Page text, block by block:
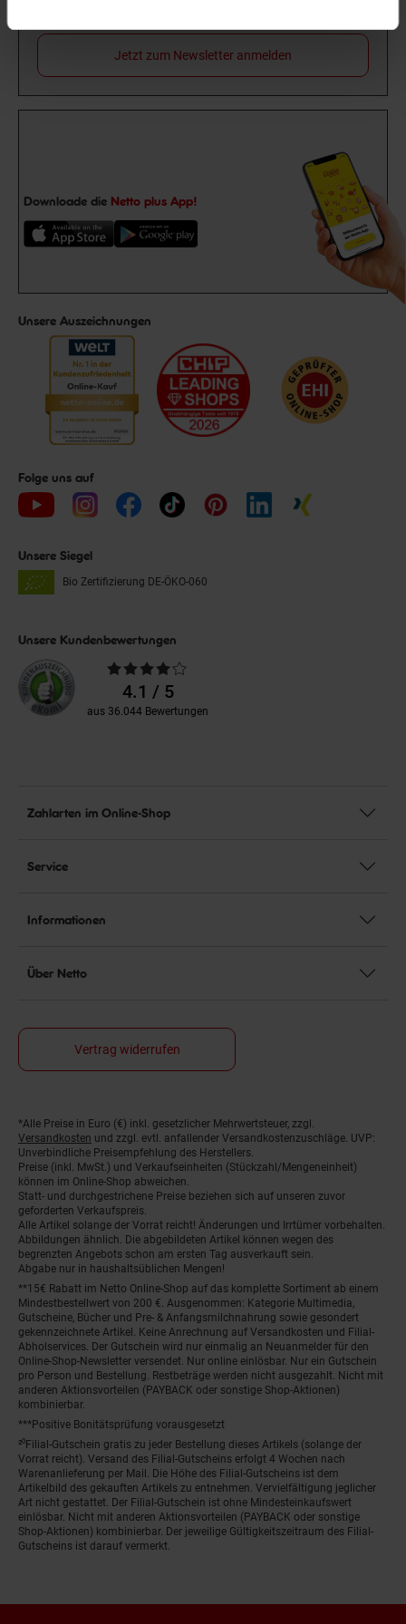
Jetzt zum Newsletter anmelden
Downloade die Netto plus App!
Unsere Auszeichnungen
Folge uns auf
Unsere Siegel
Bio Zertifizierung DE-ÖKO-060
Unsere Kundenbewertungen
Durchschnittliche
Bewertungen4.1 / 5
aus 36.044 Bewertungen
Zahlarten im Online-Shop
Service
Informationen
Über Netto
Vertrag widerrufen
Fußnoten
*Alle Preise in Euro (€) inkl. gesetzlicher Mehrwertsteuer, zzgl.
Versandkosten und zzgl. evtl. anfallender Versandkostenzuschläge. UVP:
Unverbindliche Preisempfehlung des Herstellers.
Preise (inkl. MwSt.) und Verkaufseinheiten (Stückzahl/Mengeneinheit)
können im Online-Shop abweichen.
Statt- und durchgestrichene Preise beziehen sich auf unseren zuvor
geforderten Verkaufspreis.
Alle Artikel solange der Vorrat reicht! Änderungen und Irrtümer vorbehalten.
Abbildungen ähnlich. Die abgebildeten Artikel können wegen des
begrenzten Angebots schon am ersten Tag ausverkauft sein.
Abgabe nur in haushaltsüblichen Mengen!
**15€ Rabatt im Netto Online-Shop auf das komplette Sortiment ab einem
Mindestbestellwert von 200 €. Ausgenommen: Kategorie Multimedia,
Gutscheine, Bücher und Pre- & Anfangsmilchnahrung sowie gesondert
gekennzeichnete Artikel. Keine Anrechnung auf Versandkosten und Filial-
Abholservices. Der Gutschein wird nur einmalig an Neuanmelder für den
Online-Shop-Newsletter versendet. Nur online einlösbar. Nur ein Gutschein
pro Person und Bestellung. Restbeträge werden nicht ausgezahlt. Nicht mit
anderen Aktionsvorteilen (PAYBACK oder sonstige Shop-Aktionen)
kombinierbar.
***Positive Bonitätsprüfung vorausgesetzt
²⁰Filial-Gutschein gratis zu jeder Bestellung dieses Artikels (solange der
Vorrat reicht). Versand des Filial-Gutscheins erfolgt 4 Wochen nach
Warenanlieferung per Mail. Die Höhe des Filial-Gutscheins ist dem
Artikelbild des gekauften Artikels zu entnehmen. Vervielfältigung jeglicher
Art nicht gestattet. Der Filial-Gutschein ist ohne Mindesteinkaufswert
einlösbar. Nicht mit anderen Aktionsvorteilen (PAYBACK oder sonstige
Shop-Aktionen) kombinierbar. Der jeweilige Gültigkeitszeitraum des Filial-
Gutscheins ist darauf vermerkt.